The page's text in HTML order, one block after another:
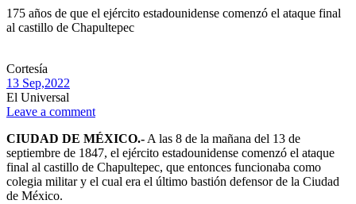
175 años de que el ejército estadounidense comenzó el ataque final
al castillo de Chapultepec
Cortesía
13 Sep,2022
El Universal
Leave a comment
CIUDAD DE MÉXICO.- A las 8 de la mañana del 13 de
septiembre de 1847, el ejército estadounidense comenzó el ataque
final al castillo de Chapultepec, que entonces funcionaba como
colegia militar y el cual era el último bastión defensor de la Ciudad
de México.